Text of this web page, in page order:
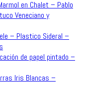
en Chalet – Pablo
Veneciano y
– Plastico Sideral –
de papel pintado –
Iris Blancas –